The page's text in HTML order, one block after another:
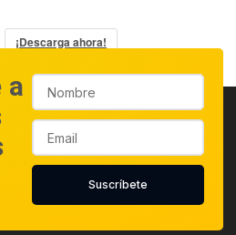
¡Descarga ahora!
Suscríbete